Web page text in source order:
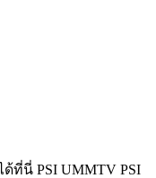
นี่ PSI UMMTV PSI